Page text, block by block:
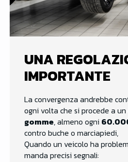
UNA
IMPORTANTE
La convergenza andrebbe
ogni volta che si procede a un
gomme, almeno ogni
contro buche o marciapiedi,
Quando un veicolo ha
manda precisi segnali: